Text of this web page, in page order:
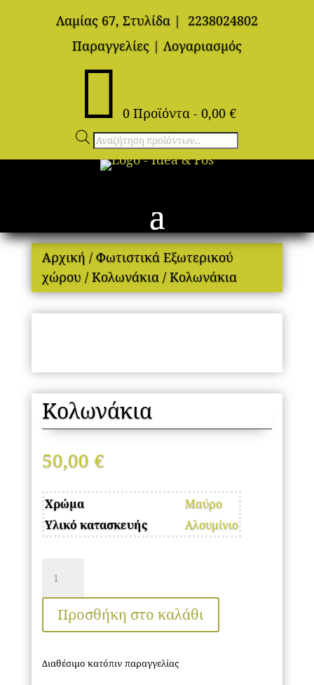
Λαμίας 67, Στυλίδα |
2238024802
Παραγγελίες | Λογαριασμός
 0 Προϊόντα - 0,00 €
Αναζήτηση
προϊόντων
Αρχική / Φωτιστικά Εξωτερικού
χώρου / Κολωνάκια/ Κολωνάκια
Κολωνάκια
50,00 €
Χρώμα
Μαύρο
Υλικό κατασκευής
Αλουμίνιο
ποσότητα
Προσθήκη στο καλάθι
Διαθέσιμο κατόπιν παραγγελίας